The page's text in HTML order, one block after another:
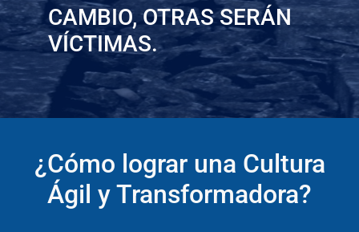
CAMBIO, OTRAS SERÁN
VÍCTIMAS.
¿Cómo lograr una Cultura
Ágil y Transformadora?